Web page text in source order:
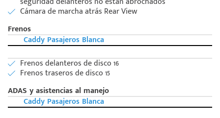
Cámara de marcha atrás Rear View
Frenos
Caddy Pasajeros Blanca
Frenos delanteros de disco 16
Frenos traseros de disco 15
ADAS y asistencias al manejo
Caddy Pasajeros Blanca